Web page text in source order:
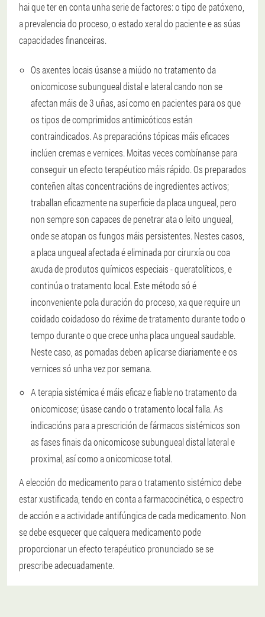
hai que ter en conta unha serie de factores: o tipo de patóxeno,
a prevalencia do proceso, o estado xeral do paciente e as súas
capacidades financeiras.
Os axentes locais úsanse a miúdo no tratamento da
onicomicose subungueal distal e lateral cando non se
afectan máis de 3 uñas, así como en pacientes para os que
os tipos de comprimidos antimicóticos están
contraindicados. As preparacións tópicas máis eficaces
inclúen cremas e vernices. Moitas veces combínanse para
conseguir un efecto terapéutico máis rápido. Os preparados
conteñen altas concentracións de ingredientes activos;
traballan eficazmente na superficie da placa ungueal, pero
non sempre son capaces de penetrar ata o leito ungueal,
onde se atopan os fungos máis persistentes. Nestes casos,
a placa ungueal afectada é eliminada por cirurxía ou coa
axuda de produtos químicos especiais - queratolíticos, e
continúa o tratamento local. Este método só é
inconveniente pola duración do proceso, xa que require un
coidado coidadoso do réxime de tratamento durante todo o
tempo durante o que crece unha placa ungueal saudable.
Neste caso, as pomadas deben aplicarse diariamente e os
vernices só unha vez por semana.
A terapia sistémica é máis eficaz e fiable no tratamento da
onicomicose; úsase cando o tratamento local falla. As
indicacións para a prescrición de fármacos sistémicos son
as fases finais da onicomicose subungueal distal lateral e
proximal, así como a onicomicose total.
A elección do medicamento para o tratamento sistémico debe
estar xustificada, tendo en conta a farmacocinética, o espectro
de acción e a actividade antifúngica de cada medicamento. Non
se debe esquecer que calquera medicamento pode
proporcionar un efecto terapéutico pronunciado se se
prescribe adecuadamente.